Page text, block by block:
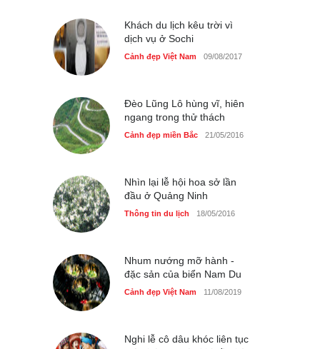
thực Italy
Cảnh đẹp Việt Nam
Cảnh đẹp Việt Nam 25/04/2020
Khách du lịch kêu trời vì
dịch vụ ở Sochi
Cảnh đẹp Việt Nam 09/08/2017
Đèo Lũng Lô hùng vĩ, hiên
ngang trong thử thách
Cảnh đẹp miền Bắc 21/05/2016
Nhìn lại lễ hội hoa sở lần
đầu ở Quảng Ninh
Thông tin du lịch 18/05/2016
Nhum nướng mỡ hành -
đặc sản của biển Nam Du
Cảnh đẹp Việt Nam 11/08/2019
Nghi lễ cô dâu khóc liên tục